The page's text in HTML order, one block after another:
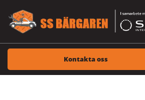
Kontakta oss